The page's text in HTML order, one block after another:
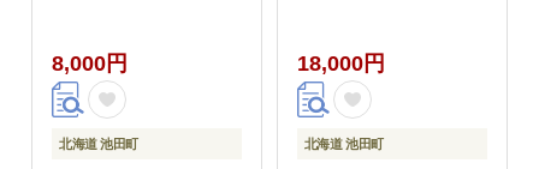
簡単調理 家計応援
8,000円
北海道 池田町
18,000円
北海道 池田町